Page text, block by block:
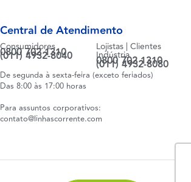
Central de Atendimento
Consumidores
0800 702 1310
(011) 4932-8040
Lojistas | Clientes
Indústria
0800 702 1310
(011) 4932-8080
De segunda à sexta-feira (exceto feriados)
Das 8:00 às 17:00 horas
Para assuntos corporativos:
contato@linhascorrente.com